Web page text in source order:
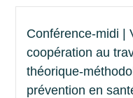
Conférence-midi |
coopération au
théorique-
prévention en